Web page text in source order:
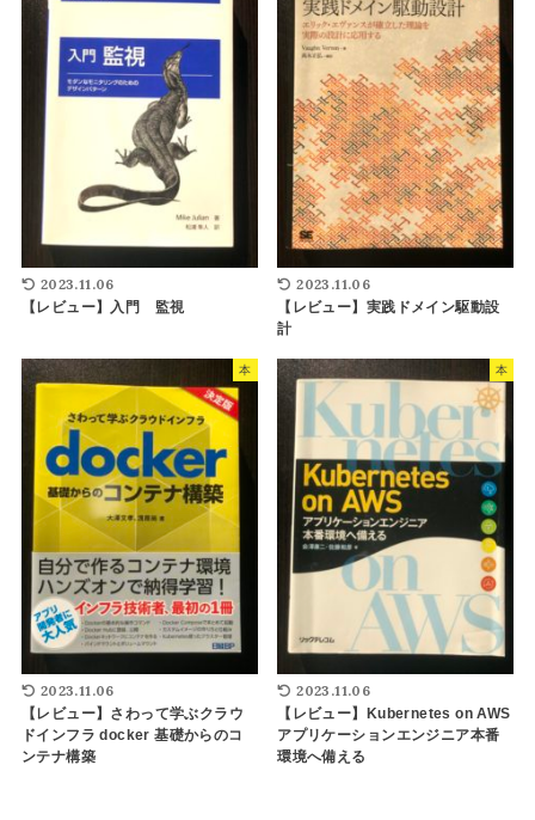
2023.11.06
【レビュー】入門 監視
2023.11.06
【レビュー】実践ドメイン駆動設
計
本
2023.11.06
【レビュー】さわって学ぶクラウ
ドインフラ docker 基礎からのコ
ンテナ構築
本
2023.11.06
【レビュー】Kubernetes on AWS
アプリケーションエンジニア本番
環境へ備える